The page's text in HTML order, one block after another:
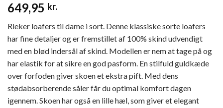
649,95 kr.
Rieker loafers til dame i sort. Denne klassiske sorte loafers
har fine detaljer og er fremstillet af 100% skind udvendigt
med en blød indersål af skind. Modellen er nem at tage på og
har elastik for at sikre en god pasform. En stilfuld guldkæde
over forfoden giver skoen et ekstra pift. Med dens
stødabsorberende såler får du optimal komfort dagen
igennem. Skoen har også en lille hæl, som giver et elegant